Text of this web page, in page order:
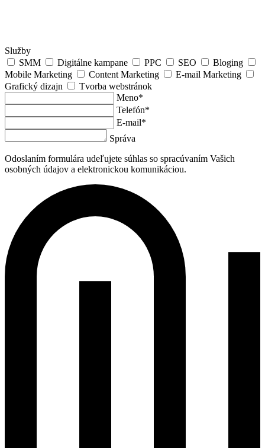
Služby
SMM
Digitálne kampane PPC SEO
Bloging
Mobile Marketing
Content Marketing
E-mail Marketing
Grafický dizajn
Tvorba webstránok
Meno*
Telefón*
E-mail*
Správa
Odoslaním formulára udeľujete súhlas so spracúvaním Vašich
osobných údajov a elektronickou komunikáciou.